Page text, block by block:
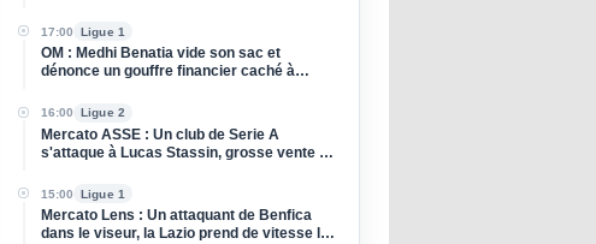
17:00 Ligue 1
OM : Medhi Benatia vide son sac et
dénonce un gouffre financier caché à
16:00 Ligue 2
Mercato ASSE : Un club de Serie A
s'attaque à Lucas Stassin, grosse vente en
15:00 Ligue 1
Mercato Lens : Un attaquant de Benfica
dans le viseur, la Lazio prend de vitesse les